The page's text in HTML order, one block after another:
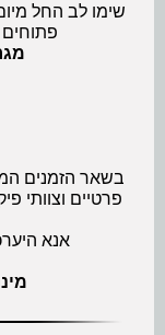
בשאר הזמנים
פרטיים וצוותי
אנא